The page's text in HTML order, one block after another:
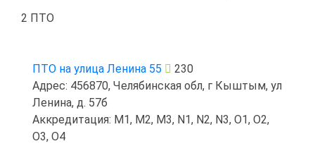
2 ПТО
ПТО на улица Ленина 55
230
Адрес: 456870, Челябинская обл, г Кыштым, ул
Ленина, д. 57б
Аккредитация: M1, M2, M3, N1, N2, N3, O1, O2,
O3, O4